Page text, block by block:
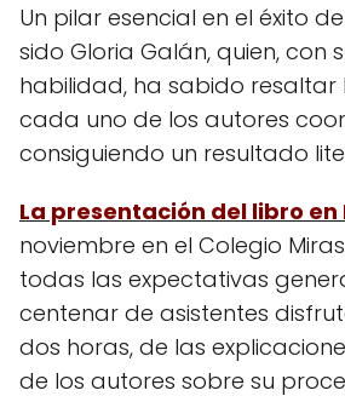
Un pilar esencial en el éxito
sido Gloria Galán, quien, con
habilidad, ha sabido resaltar
cada uno de los autores
consiguiendo un resultado
La presentación del libro en
noviembre en el Colegio
todas las expectativas
centenar de asistentes
dos horas, de las
de los autores sobre su